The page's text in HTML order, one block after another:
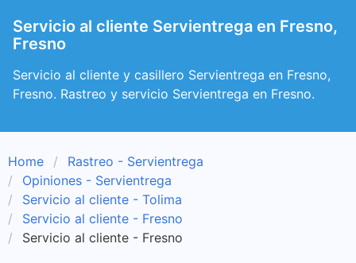
Servicio al cliente Servientrega en Fresno,
Fresno
Servicio al cliente y casillero Servientrega en Fresno,
Fresno. Rastreo y servicio Servientrega en Fresno.
Home
Rastreo - Servientrega
Opiniones - Servientrega
Servicio al cliente - Tolima
Servicio al cliente - Fresno
Servicio al cliente - Fresno